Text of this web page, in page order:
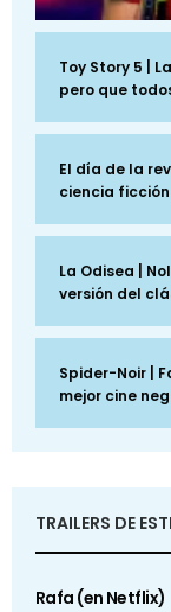
Toy Story 5 |
pero que
El día de la
ciencia
La Odisea |
versión del
Spider-Noir |
mejor cine
TRAILERS DE
Rafa (en Netflix)